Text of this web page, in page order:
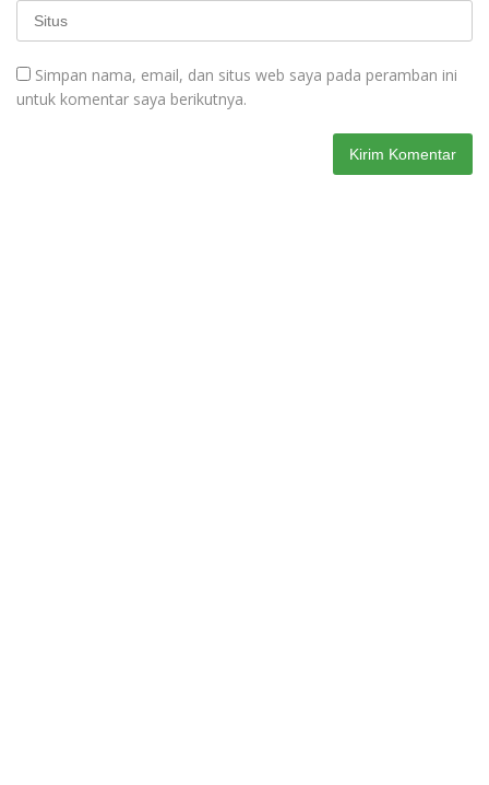
Simpan nama, email, dan situs web saya pada peramban ini
untuk komentar saya berikutnya.